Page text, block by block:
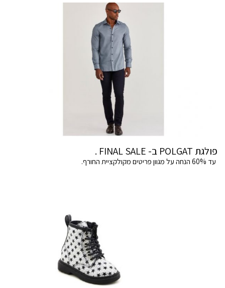
פולגת POLGAT ב- FINAL SALE .
עד 60% הנחה על מגוון פריטים מקולקציית החורף.